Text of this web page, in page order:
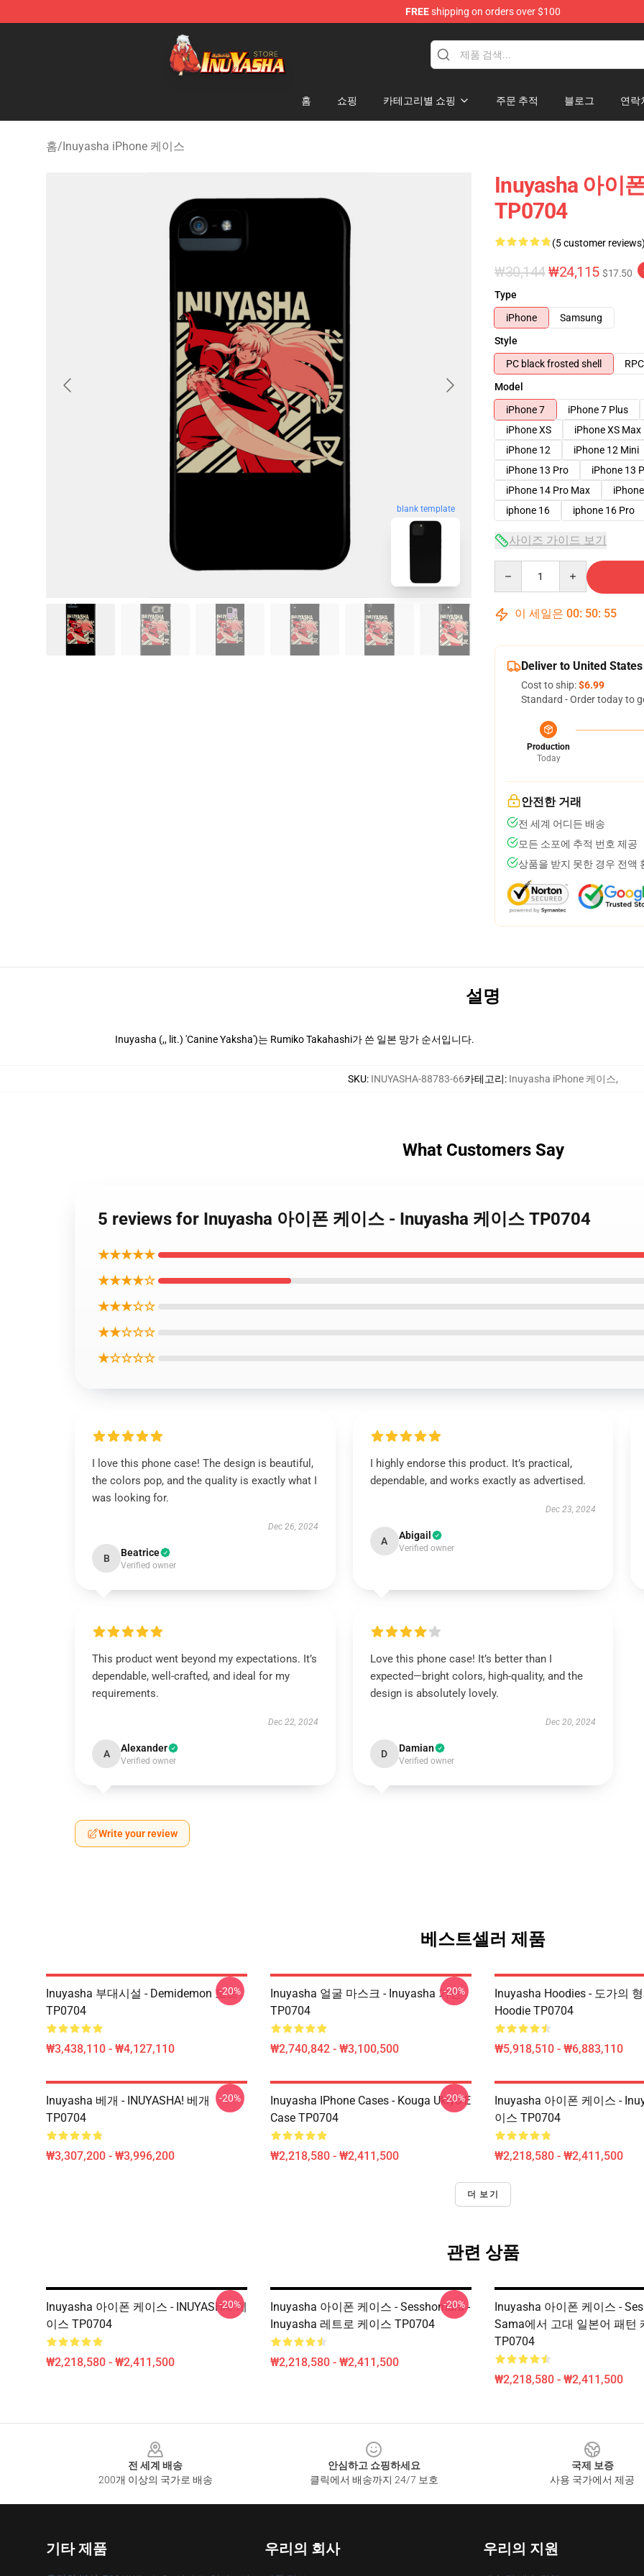
FREEshipping on orders over $100
Inuyasha Store - Official Inuyasha Merchandise Shop
홈 쇼핑 카테고리별 쇼핑 주문 추적 블로그 연락
홈/Inuyasha iPhone 케이스
blank template
Inuyasha 아이
TP0704
(5 customer reviews)
₩30,144₩24,115 $17.50
Type
iPhone
Samsung
Style
PC black frosted shell
Model
iPhone 7
iPhone 7 Plus
iPhone XS
iPhone XS Max
iPhone 12
iPhone 12 Mini
iPhone 13 Pro
iPhone 13
iPhone 14 Pro Max
iphone 16
iphone 16 Pro
사이즈 가이드 보기
이 세일은 00: 50: 54
Deliver to United States
Cost to ship:$6.99
Standard - Order today to
Production
Today
안전한 거래
전 세계 어디든 배송
모든 소포에 추적 번호 제공
상품을 받지 못한 경우 전액
설명
Inuyasha (,, lit.) 'Canine Yaksha')는 Rumiko Takahashi가 쓴 일본 망가 순서입니다.
SKU: INUYASHA-88783-66카테고리: Inuyasha iPhone 케이스,
What Customers Say
5 reviews for Inuyasha 아이폰 케이스 - Inuyasha 케이스 TP0704
★★★★★
★★★★☆
★★★☆☆
★★☆☆☆
★☆☆☆☆
I love this phone case! The design is beautiful,
the colors pop, and the quality is exactly what I
was looking for.
Dec 26, 2024
B Beatrice
Verified owner
I highly endorse this product. It’s practical,
dependable, and works exactly as advertised.
Dec 23, 2024
A Abigail
Verified owner
This product went beyond my expectations. It’s
dependable, well-crafted, and ideal for my
requirements.
Dec 22, 2024
A Alexander
Verified owner
Love this phone case! It’s better than I
expected—bright colors, high-quality, and the
design is absolutely lovely.
Dec 20, 2024
D Damian
Verified owner
Write your review
베스트셀러 제품
Inuyasha 부대시설 - Demidemon 토트
TP0704
₩3,438,110 - ₩4,127,110
-20%
Inuyasha 얼굴 마스크 - Inuyasha 가면
TP0704
₩2,740,842 - ₩3,100,500
-20%
Inuyasha Hoodies - 도가의
Hoodie TP0704
₩5,918,510 - ₩6,883,110
Inuyasha 베개 - INUYASHA! 베개
TP0704
₩3,307,200 - ₩3,996,200
-20%
Inuyasha IPhone Cases - Kouga Ukiyo-E
Case TP0704
₩2,218,580 - ₩2,411,500
-20%
Inuyasha 아이폰 케이스 -
이스 TP0704
₩2,218,580 - ₩2,411,500
더 보기
관련 상품
Inuyasha 아이폰 케이스 - INUYASHA! 케
이스 TP0704
₩2,218,580 - ₩2,411,500
-20%
Inuyasha 아이폰 케이스 - Sesshomaru -
Inuyasha 레트로 케이스 TP0704
₩2,218,580 - ₩2,411,500
-20%
Inuyasha 아이폰 케이스 -
Sama에서 고대 일본어 패턴
TP0704
₩2,218,580 - ₩2,411,500
전 세계 배송
200개 이상의 국가로 배송
안심하고 쇼핑하세요
클릭에서 배송까지 24/7 보호
국제 보증
사용 국가에서 제공
기타 제품 우리의 회사 우리의 지원